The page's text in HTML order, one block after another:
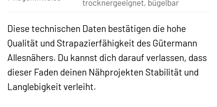
trocknergeeignet, bügelbar
Diese technischen Daten bestätigen die hohe
Qualität und Strapazierfähigkeit des Gütermann
Allesnähers. Du kannst dich darauf verlassen, dass
dieser Faden deinen Nähprojekten Stabilität und
Langlebigkeit verleiht.